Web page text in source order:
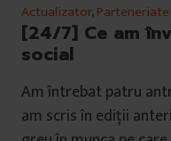
Actualizator,Parteneriate
[24/7] Ce am
social
Am întrebat patru
am scris în ediții